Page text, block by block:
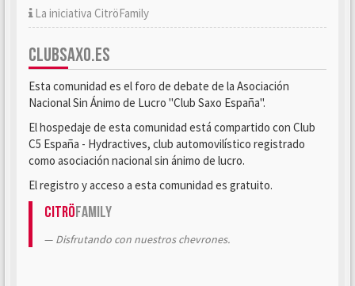
La iniciativa CitröFamily
CLUBSAXO.ES
Esta comunidad es el foro de debate de la Asociación
Nacional Sin Ánimo de Lucro "Club Saxo España".
El hospedaje de esta comunidad está compartido con Club
C5 España - Hydractives, club automovilístico registrado
como asociación nacional sin ánimo de lucro.
El registro y acceso a esta comunidad es gratuito.
CitröFamily
Disfrutando con nuestros chevrones.